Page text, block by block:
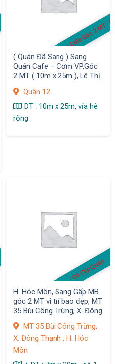
T
( Quán Đã Sang ) Sang
Quán Cafe – Cơm VP,Góc
2 MT ( 10m x 25m ), Lê Thị
Quận 12
DT : 10m x 25m, vỉa hè
rộng
Có Clip Quán
H. Hóc Môn, Sang Gấp MB
góc 2 MT vi trí bao đẹp, MT
35 Bùi Công Trừng, X. Đông
MT 35 Bùi Công Trừng,
X. Đông Thạnh , H. Hóc
Môn